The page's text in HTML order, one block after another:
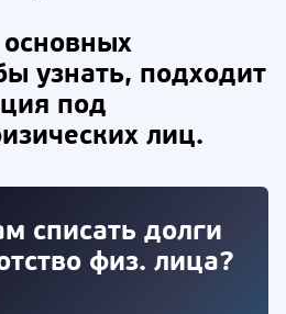
узнать, подходит
под
лиц.
списать долги
физ. лица?